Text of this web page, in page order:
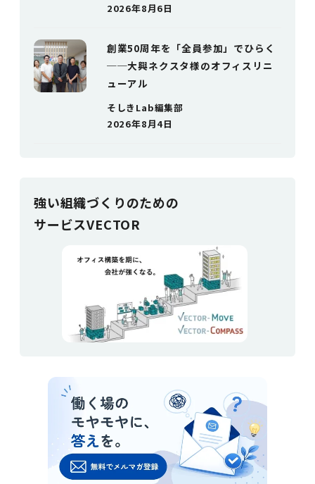
2026年8月6日
創業50周年を「全員参加」でひらく
──大興ネクスタ様のオフィスリニ
ューアル
そしきLab編集部
2026年8月4日
強い組織づく りのための
サービスVECTOR